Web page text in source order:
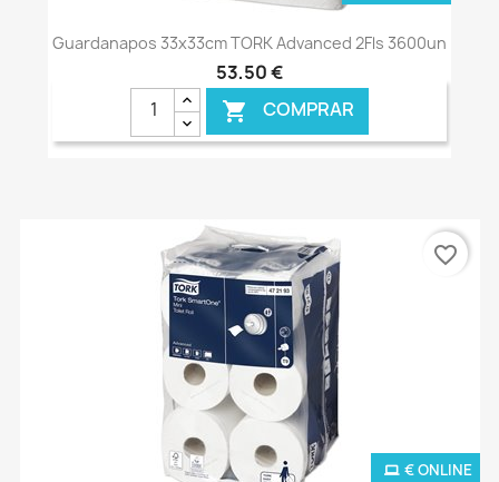
Guardanapos 33x33cm TORK Advanced 2Fls 3600un
53,50 €
 COMPRAR
€ ONLINE
favorite_border